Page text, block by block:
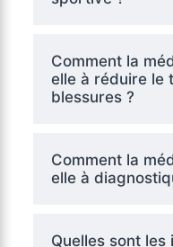
Comment la
elle à réduire le
blessures ?
Comment la
elle à
Quelles sont